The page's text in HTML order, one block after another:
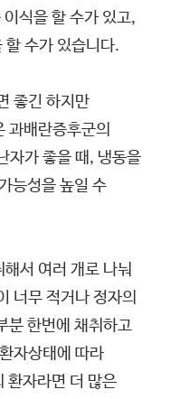
식을 할 수가 있고,
수가 있습니다.
좋긴 하지만
과배란증후군의
자가 좋을 때, 냉동을
능성을 높일 수
서 여러 개로 나눠
너무 적거나 정자의
분 한번에 채취하고
자상태에 따라
환자라면 더 많은